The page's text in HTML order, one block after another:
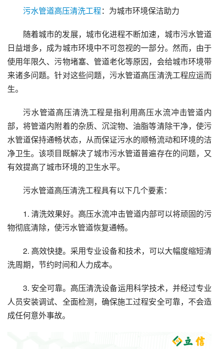
污水管道高压清洗工程：为城市环境保洁助力
随着城市的发展，城市化进程不断加速，城市污水管道
日益增多，成为城市环境中不可忽视的一部分。然而，由于
使用年限久、污物堵塞、管道老化等原因，会给城市环境带
来诸多问题。针对这些问题，污水管道高压清洗工程应运而
生。
污水管道高压清洗工程是指利用高压水流冲击管道内
部，将管道内附着的杂质、沉淀物、油脂等清除干净，使污
水管道保持通畅状态，从而保证污水的顺畅流动和环境的洁
净卫生。该项目既解决了城市污水管道普遍存在的问题，又
有效提高了城市环境的卫生水平。
污水管道高压清洗工程具有以下几个要素：
1. 清洗效果好。高压水流冲击管道内部可以将顽固的污
物彻底清除，使污水管道恢复通畅。
2. 高效快捷。采用专业设备和技术，可以大幅度缩短清
洗周期，节约时间和人力成本。
3. 安全可靠。高压清洗设备运用科学技术，并经过专业
人员安装调试、全面检测，确保施工过程安全可靠，不会造
成任何意外事故。